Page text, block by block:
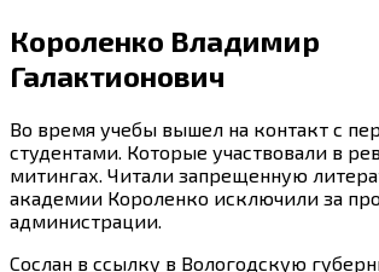
Короленко Владимир
Галактионович
Во время учебы вышел на контакт с
студентами. Которые участвовали в
митингах. Читали запрещенную
академии Короленко исключили за
администрации.
Сослан в ссылку в Вологодскую